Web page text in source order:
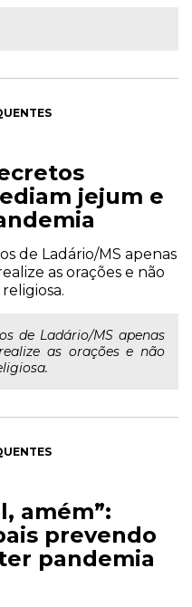
jejum e
de Ladário/MS apenas
as orações e não
de Ladário/MS apenas
as orações e não
amém”:
prevendo
pandemia